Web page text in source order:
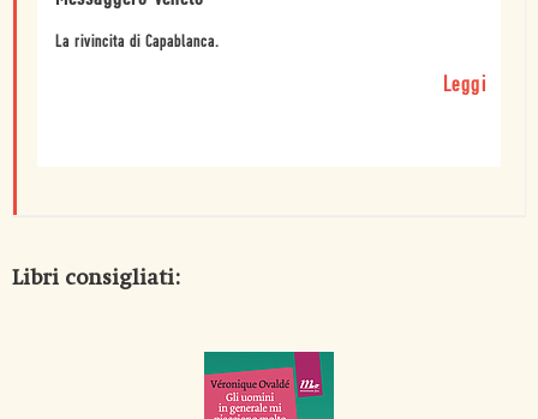
La rivincita di Capablanca.
Leggi
Libri consigliati: